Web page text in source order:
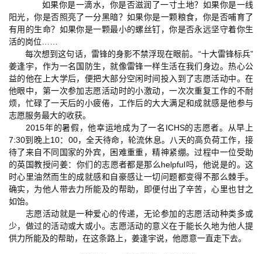
如果你是一滴水，你是否滋润了一寸土地？如果你是一线
阳光，你是否照亮了一分黑暗？如果你是一颗粮食，你是否哺育了
有用的生命？如果你是一颗最小的螺丝钉，你是否永远坚守着你生
活的岗位……
每次想到这句话，雷锋的身影不禁浮现在眼前。“十大雷锋标兵”
姜逢宇，作为一名国防生，就像雷锋一样生活在我们身边。热心公
益的他在上大学后，便把大部分空闲时间投入到了志愿活动中。在
他眼中，第一次参加志愿活动时的小激动，一次次重复工作的不耐
烦，忙碌了一天后的小疲倦，工作后的大大满足和成就感是他参与
志愿服务最大的收获。
2015年的暑假，他幸运地成为了一名ICHS的志愿者。从早上
7:30到晚上10：00，全天待命，轮流休息。八天的高负荷工作，接
待了来自不同国家的外宾，困难重重，精神紧绷。过程中一位受助
的英国教授问姜：你们的志愿者都是那么helpful吗，他说是的。这
时心里油然而生的成就感和自豪感让一切问题都变得不那么棘手。
确实，为他人带去力所能及的帮助，即便付出了辛苦，心里也甘之
如饴。
志愿活动就是一种爱心的传递，无论参加的志愿活动种类多或
少，做过的活动或大或小。志愿活动的意义在于能长久地为他人提
供力所能及的帮助，在这条路上，姜逢宇说，他愿意一直走下去。